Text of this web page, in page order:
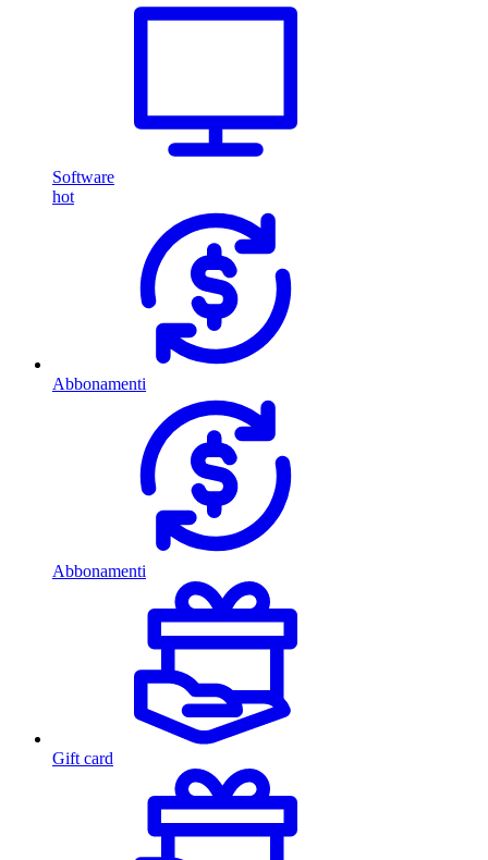
Software
hot
Abbonamenti
Abbonamenti
Gift card